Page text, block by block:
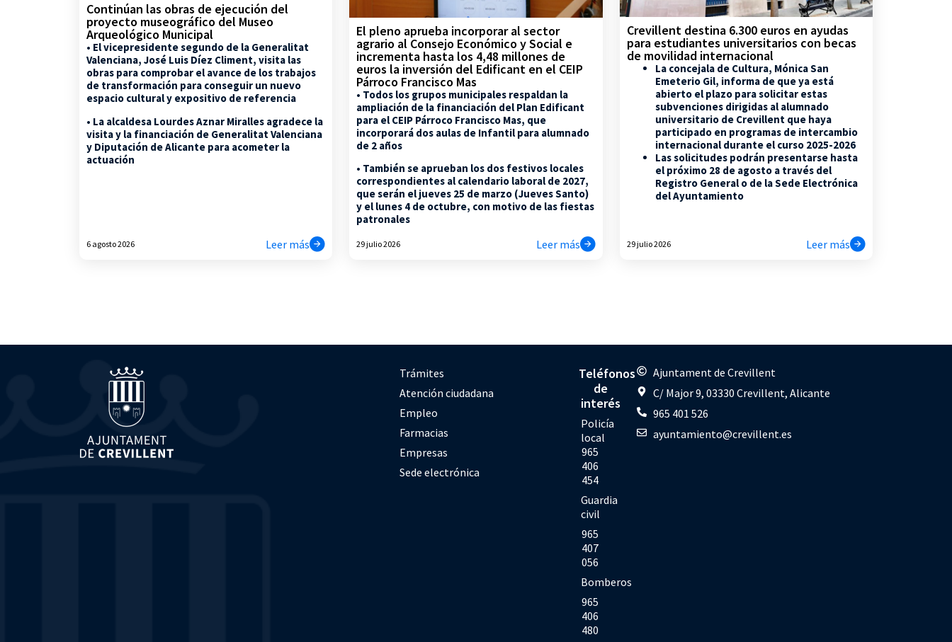
Continúan las obras de ejecución del
proyecto museográfico del Museo
Arqueológico Municipal
• El vicepresidente segundo de la Generalitat
Valenciana, José Luis Díez Climent, visita las
obras para comprobar el avance de los trabajos
de transformación para conseguir un nuevo
espacio cultural y expositivo de referencia
• La alcaldesa Lourdes Aznar Miralles agradece la
visita y la financiación de Generalitat Valenciana
y Diputación de Alicante para acometer la
actuación
6 agosto 2026 Leer más
El pleno aprueba incorporar al sector
agrario al Consejo Económico y Social e
incrementa hasta los 4,48 millones de
euros la inversión del Edificant en el CEIP
Párroco Francisco Mas
• Todos los grupos municipales respaldan la
ampliación de la financiación del Plan Edificant
para el CEIP Párroco Francisco Mas, que
incorporará dos aulas de Infantil para alumnado
de 2 años
• También se aprueban los dos festivos locales
correspondientes al calendario laboral de 2027,
que serán el jueves 25 de marzo (Jueves Santo)
y el lunes 4 de octubre, con motivo de las fiestas
patronales
29 julio 2026 Leer más
Crevillent destina 6.300 euros en ayudas
para estudiantes universitarios con becas
de movilidad internacional
La concejala de Cultura, Mónica San
Emeterio Gil, informa de que ya está
abierto el plazo para solicitar estas
subvenciones dirigidas al alumnado
universitario de Crevillent que haya
participado en programas de intercambio
internacional durante el curso 2025-2026
Las solicitudes podrán presentarse hasta
el próximo 28 de agosto a través del
Registro General o de la Sede Electrónica
del Ayuntamiento
29 julio 2026 Leer más
Trámites
Atención ciudadana
Empleo
Farmacias
Empresas
Sede electrónica
Teléfonos
de
interés
Policía
local
965
406
454
Guardia
civil
965
407
056
Bomberos
965
406
480
Ajuntament de Crevillent
C/ Major 9, 03330 Crevillent, Alicante
965 401 526
ayuntamiento@crevillent.es